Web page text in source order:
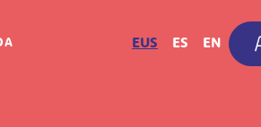
EUS ES EN